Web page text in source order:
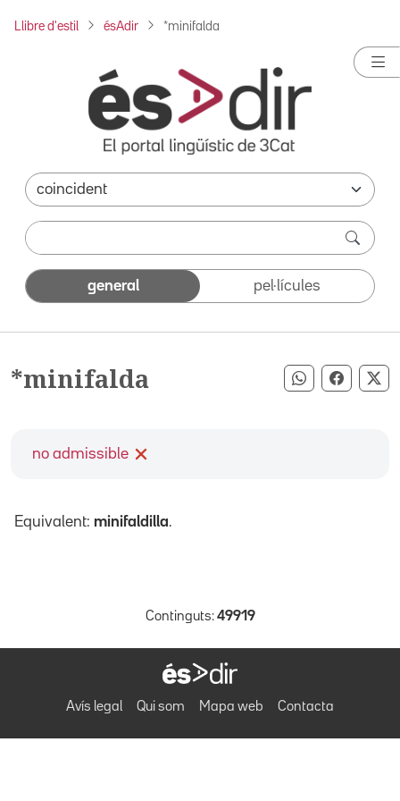
Llibre d'estil ésAdir *minifalda
general pel·lícules
*minifalda Compartir
no admissible
Equivalent: minifaldilla.
Continguts: 49919
Avís legal Qui som Mapa web Contacta